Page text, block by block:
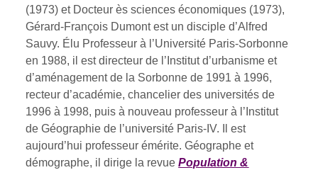
(1973) et Docteur ès sciences économiques (1973),
Gérard-François Dumont est un disciple d’Alfred
Sauvy. Élu Professeur à l’Université Paris-Sorbonne
en 1988, il est directeur de l’Institut d’urbanisme et
d’aménagement de la Sorbonne de 1991 à 1996,
recteur d’académie, chancelier des universités de
1996 à 1998, puis à nouveau professeur à l’Institut
de Géographie de l’université Paris-IV. Il est
aujourd’hui professeur émérite. Géographe et
démographe, il dirige la revuePopulation &